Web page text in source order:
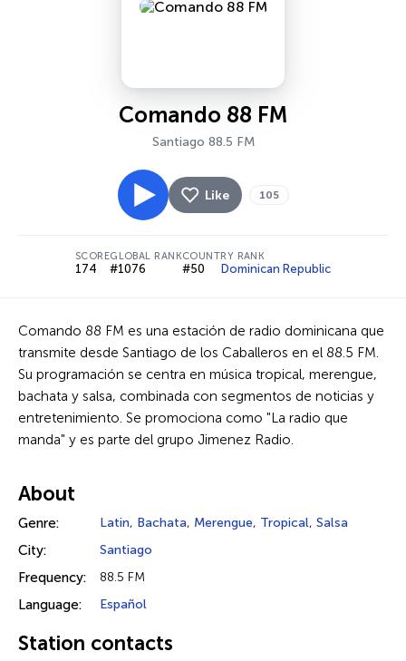
Comando 88 FM
Santiago 88.5 FM
Like 105
SCORE
174
GLOBAL RANK
#1076
COUNTRY RANK
#50 Dominican Republic
Comando 88 FM es una estación de radio dominicana que
transmite desde Santiago de los Caballeros en el 88.5 FM.
Su programación se centra en música tropical, merengue,
bachata y salsa, combinada con segmentos de noticias y
entretenimiento. Se promociona como "La radio que
manda" y es parte del grupo Jimenez Radio.
About
Genre: Latin, Bachata, Merengue, Tropical, Salsa
City: Santiago
Frequency: 88.5 FM
Language: Español
Station contacts